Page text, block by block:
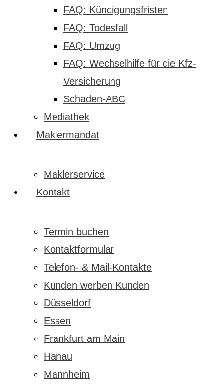
FAQ: Kündigungsfristen
FAQ: Todesfall
FAQ: Umzug
FAQ: Wechselhilfe für die Kfz-
Versicherung
Schaden-ABC
Mediathek
Maklermandat
Maklerservice
Kontakt
Termin buchen
Kontaktformular
Telefon- & Mail-Kontakte
Kunden werben Kunden
Düsseldorf
Essen
Frankfurt am Main
Hanau
Mannheim